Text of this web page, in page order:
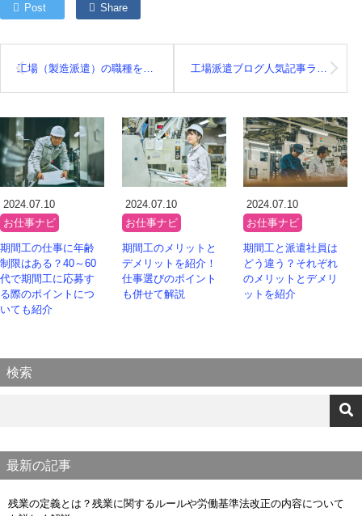
Post Share
工場（製造派遣）の職種を一覧で解説する！的なノリでまとめてみました【Part５：フォークリフト作業編】 工場派遣ブログ人気記事ランキング2022の発表【前半】10位から6位の発表
2024.07.10
お仕事ナビ
期間工の仕事に年齢
制限はある？40～60
代で期間工に応募す
る際のポイントにつ
いても紹介
2024.07.10
お仕事ナビ
期間工のメリットと
デメリットを紹介！
仕事選びのポイント
も併せて解説
2024.07.10
お仕事ナビ
期間工と派遣社員は
どう違う？それぞれ
のメリットとデメリ
ットを紹介
検索
最新の記事
残業の定義とは？残業に関するルールや労働基準法改正の内容について